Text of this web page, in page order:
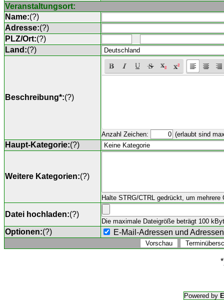
Veranstaltungsort:
Name:(?)
Adresse:(?)
PLZ/Ort:(?)
Land:(?)
Beschreibung*:(?)
Anzahl Zeichen: (erlaubt sind
Haupt-Kategorie:(?)
Weitere Kategorien:(?)
Halte STRG/CTRL gedrückt, um mehrere
Datei hochladen:(?)
Die maximale Dateigröße beträgt 100
Optionen:(?) E-Mail-Adressen und
Powered by